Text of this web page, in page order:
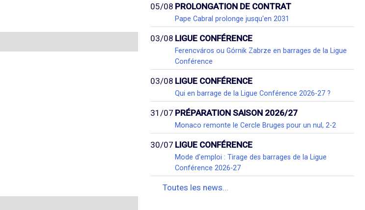
05/08 PROLONGATION DE CONTRAT
Pape Cabral prolonge jusqu'en 2031
03/08 LIGUE CONFÉRENCE
Ferencváros ou Górnik Zabrze en barrages de la Ligue
Conférence
03/08 LIGUE CONFÉRENCE
Qui en barrage de la Ligue Conférence 2026-27 ?
31/07 PRÉPARATION SAISON 2026/27
Monaco remonte le Cercle Bruges pour un nul, 2-2
30/07 LIGUE CONFÉRENCE
Mode d'emploi : Tirage des barrages de la Ligue
Conférence 2026-27
Toutes les news...